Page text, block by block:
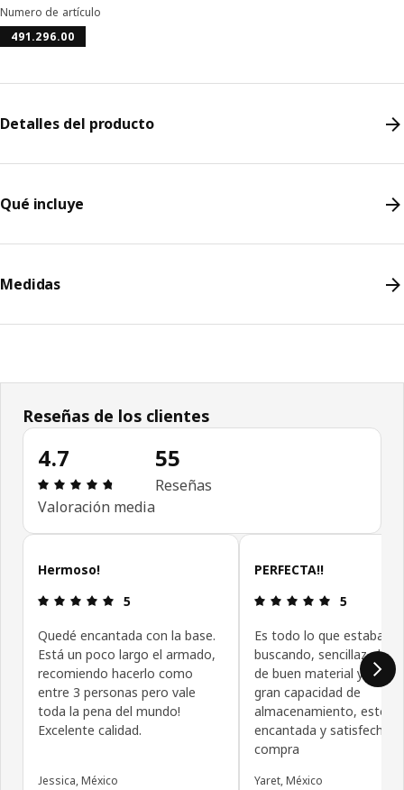
Numero de artículo
491.296.00
Detalles del producto
Qué incluye
Medidas
Reseñas de los clientes
4.7
Revisión: 4.7 fuera de 5 estrellas. Revisiones
Valoración media
55
Reseñas
Omitir reseñas de clientes
Hermoso!
Revisión: 5 fuera de 5 estrellas.
5
Quedé encantada con la base.
Está un poco largo el armado,
recomiendo hacerlo como
entre 3 personas pero vale
toda la pena del mundo!
Excelente calidad.
Jessica, México
PERFECTA!!
Revisión:
5
Es todo lo que estaba
buscando, sencillaz
de buen material y con
gran capacidad de
almacenamiento, estoy
encantada y satisfecha
compra
Yaret, México